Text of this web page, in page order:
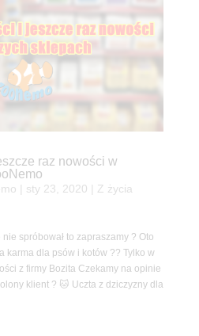
raz nowości w
sty 23, 2020
Z życia
spróbował to zapraszamy ? Oto
karma dla psów i kotów ?? Tylko w
z firmy Bozita Czekamy na opinie
klient ? 🐱 Uczta z dziczyzny dla